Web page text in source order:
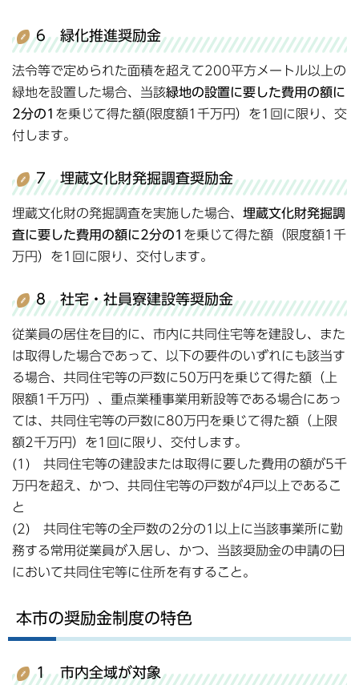
6 緑化推進奨励金
法令等で定められた面積を超えて200平方メートル以上の
緑地を設置した場合、当該緑地の設置に要した費用の額に
2分の1 を乗じて得た額(限度額1千万円）を1回に限り、交
付します。
7 埋蔵文化財発掘調査奨励金
埋蔵文化財の発掘調査を実施した場合、 埋蔵文化財発掘調
査に要した費用の額に2分の1 を乗じて得た額（限度額1千
万円）を1回に限り、交付します。
8 社宅・社員寮建設等奨励金
従業員の居住を目的に、市内に共同住宅等を建設し、また
は取得した場合であって、以下の要件のいずれにも該当す
る場合、共同住宅等の戸数に50万円を乗じて得た額（上
限額1千万円）、重点業種事業用新設等である場合にあっ
ては、共同住宅等の戸数に80万円を乗じて得た額（上限
額2千万円）を1回に限り、交付します。
(1) 共同住宅等の建設または取得に要した費用の額が5千
万円を超え、かつ、共同住宅等の戸数が4戸以上であるこ
と
(2) 共同住宅等の全戸数の2分の1以上に当該事業所に勤
務する常用従業員が入居し、かつ、当該奨励金の申請の日
において共同住宅等に住所を有すること。
本市の奨励金制度の特色
1 市内全域が対象